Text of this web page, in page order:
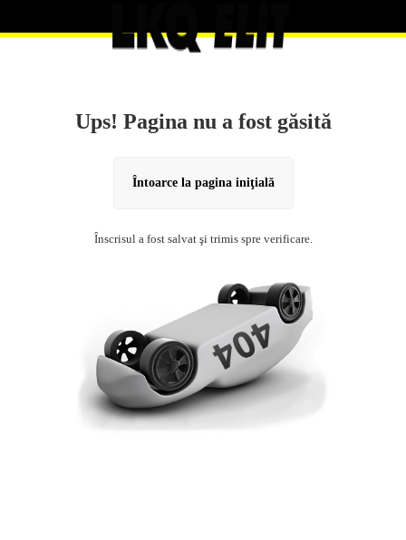
Ups! Pagina nu a fost găsită
Întoarce la pagina iniţială
Înscrisul a fost salvat şi trimis spre verificare.